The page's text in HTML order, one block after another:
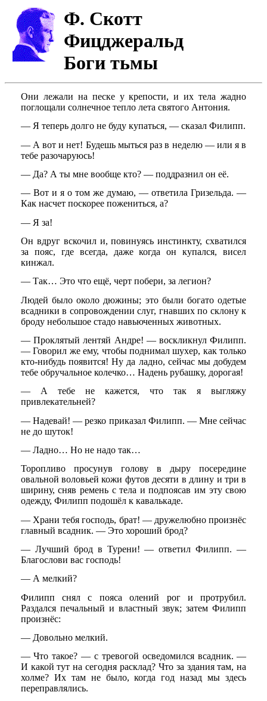
Ф. Скотт
Фицджеральд
Боги тьмы
Они лежали на песке у крепости, и их тела жадно
поглощали солнечное тепло лета святого Антония.
— Я теперь долго не буду купаться, — сказал Филипп.
— А вот и нет! Будешь мыться раз в неделю — или я в
тебе разочаруюсь!
— Да? А ты мне вообще кто? — поддразнил он её.
— Вот и я о том же думаю, — ответила Гризельда. —
Как насчет поскорее пожениться, а?
— Я за!
Он вдруг вскочил и, повинуясь инстинкту, схватился
за пояс, где всегда, даже когда он купался, висел
кинжал.
— Так… Это что ещё, черт побери, за легион?
Людей было около дюжины; это были богато одетые
всадники в сопровождении слуг, гнавших по склону к
броду небольшое стадо навьюченных животных.
— Проклятый лентяй Андре! — воскликнул Филипп.
— Говорил же ему, чтобы поднимал шухер, как только
кто-нибудь появится! Ну да ладно, сейчас мы добудем
тебе обручальное колечко… Надень рубашку, дорогая!
— А тебе не кажется, что так я выгляжу
привлекательней?
— Надевай! — резко приказал Филипп. — Мне сейчас
не до шуток!
— Ладно… Но не надо так…
Торопливо просунув голову в дыру посередине
овальной воловьей кожи футов десяти в длину и три в
ширину, сняв ремень с тела и подпоясав им эту свою
одежду, Филипп подошёл к кавалькаде.
— Храни тебя господь, брат! — дружелюбно произнёс
главный всадник. — Это хороший брод?
— Лучший брод в Турени! — ответил Филипп. —
Благослови вас господь!
— А мелкий?
Филипп снял с пояса олений рог и протрубил.
Раздался печальный и властный звук; затем Филипп
произнёс:
— Довольно мелкий.
— Что такое? — с тревогой осведомился всадник. —
И какой тут на сегодня расклад? Что за здания там, на
холме? Их там не было, когда год назад мы здесь
переправлялись.